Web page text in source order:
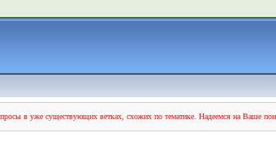
в уже существующих ветках, схожих по тематике. Надеемся на Ваше